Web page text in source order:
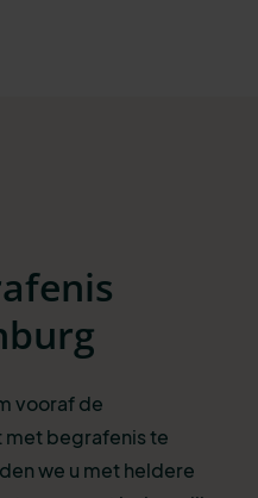
vooraf de
met begrafenis te
we u met heldere